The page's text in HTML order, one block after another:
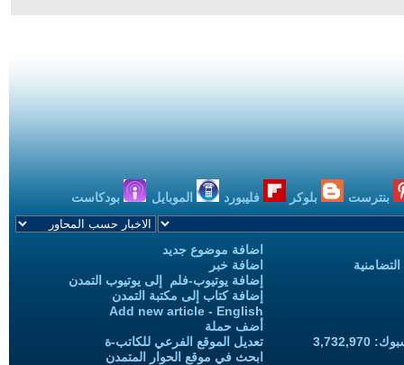
بنترست بلوكر فليبورد الموبايل بودكاست
اضافة موضوع جديد
اضافة خبر
إضافة يوتيوب-فلم إلى يوتيوب التمدن
إضافة كتاب إلى مكتبة التمدن
Add new article - English
أضف حملة
تعديل الموقع الفرعي للكاتب-ة
ابحث في موقع الحوار المتمدن